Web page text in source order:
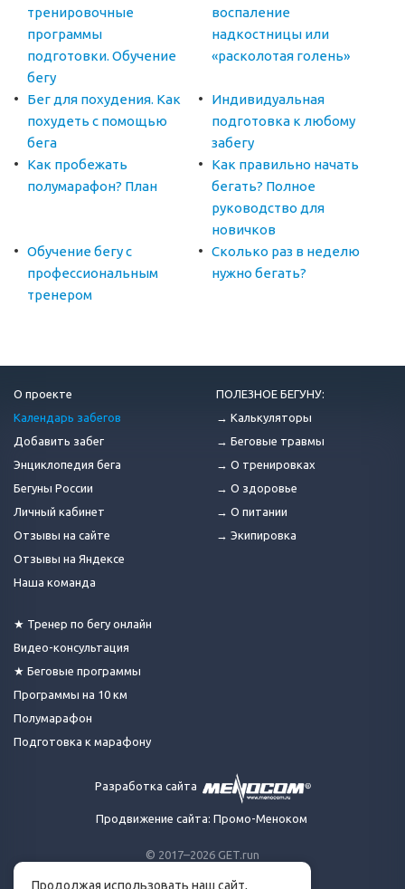
тренировочные
программы
подготовки. Обучение
бегу
воспаление
надкостницы или
«расколотая голень»
Бег для похудения. Как
похудеть с помощью
бега
Индивидуальная
подготовка к любому
забегу
Как пробежать
полумарафон? План
Как правильно начать
бегать? Полное
руководство для
новичков
Обучение бегу с
профессиональным
тренером
Сколько раз в неделю
нужно бегать?
© 2017–2026 GET.run
О проекте
Календарь забегов
Добавить забег
Энциклопедия бега
Бегуны России
Личный кабинет
Отзывы на сайте
Отзывы на Яндексе
Наша команда
★ Тренер по бегу онлайн
Видео-консультация
★ Беговые программы
Программы на 10 км
Полумарафон
Подготовка к марафону
ПОЛЕЗНОЕ БЕГУНУ:
→ Калькуляторы
→ Беговые травмы
→ О тренировках
→ О здоровье
→ О питании
→ Экипировка
Разработка сайта
Продвижение сайта: Промо-Меноком
Продолжая использовать наш сайт,